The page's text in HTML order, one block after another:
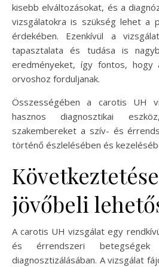
kisebb elváltozásokat, és a
vizsgálatokra is szükség lehet a
érdekében. Ezenkívül a
tapasztalata és tudása is
eredményeket, így fontos, hogy
orvoshoz forduljanak.
Összességében a carotis UH
hasznos diagnosztikai
szakembereket a szív- és
történő észlelésében és
jövőbeli
A carotis UH vizsgálat egy
és érrendszeri betegségek
diagnosztizálásában. A vizsgálat